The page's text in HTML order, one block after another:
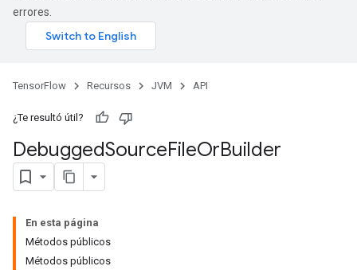
errores.
TensorFlow Recursos JVM API
¿Te resultó útil?
DebuggedSourceFileOrBuilder
En esta página
Métodos públicos
Métodos públicos